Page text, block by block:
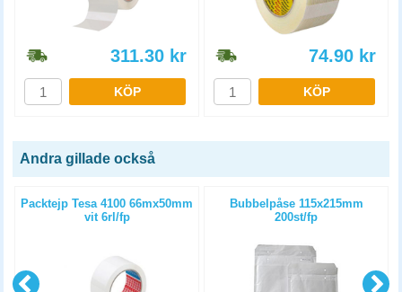
311.30 kr
KÖP
74.90 kr
KÖP
Andra gillade också
Packtejp Tesa 4100 66mx50mm
vit 6rl/fp
Bubbelpåse 115x215mm
200st/fp